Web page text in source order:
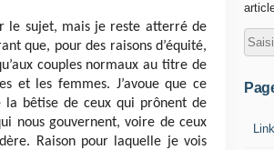
le sujet, mais je reste atterré de
que, pour des raisons d’équité,
couples normaux au titre de
et les femmes. J’avoue que ce
bêtise de ceux qui prônent de
nous gouvernent, voire de ceux
Raison pour laquelle je vois